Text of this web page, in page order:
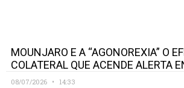
MOUNJARO E A “AGONOREXIA” O
COLATERAL QUE ACENDE ALERTA
08/07/2026 14:33